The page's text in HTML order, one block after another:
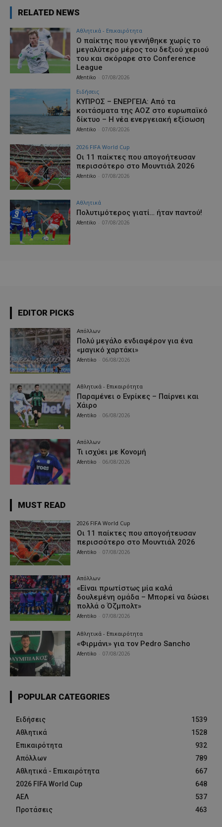
RELATED NEWS
Αθλητικά - Επικαιρότητα
Ο παίκτης που γεννήθηκε χωρίς το
μεγαλύτερο μέρος του δεξιού χεριού
του και σκόραρε στο Conference
League
Afentiko 07/08/2026
Ειδήσεις
ΚΥΠΡΟΣ – ΕΝΕΡΓΕΙΑ: Από τα
κοιτάσματα της ΑΟΖ στο ευρωπαϊκό
δίκτυο – Η νέα ενεργειακή εξίσωση
Afentiko 07/08/2026
2026 FIFA World Cup
Οι 11 παίκτες που απογοήτευσαν
περισσότερο στο Μουντιάλ 2026
Afentiko 07/08/2026
Αθλητικά
Πολυτιμότερος γιατί… ήταν παντού!
Afentiko 07/08/2026
EDITOR PICKS
Απόλλων
Πολύ μεγάλο ενδιαφέρον για ένα
«μαγικό χαρτάκι»
Afentiko 06/08/2026
Αθλητικά - Επικαιρότητα
Παραμένει ο Ενρίκες – Παίρνει και
Χάιρο
Afentiko 06/08/2026
Απόλλων
Τι ισχύει με Κονομή
Afentiko 06/08/2026
MUST READ
2026 FIFA World Cup
Οι 11 παίκτες που απογοήτευσαν
περισσότερο στο Μουντιάλ 2026
Afentiko 07/08/2026
Απόλλων
«Είναι πρωτίστως μία καλά
δουλεμένη ομάδα – Μπορεί να δώσει
πολλά ο Όζμπολτ»
Afentiko 07/08/2026
Αθλητικά - Επικαιρότητα
«Φιρμάνι» για τον Pedro Sancho
Afentiko 07/08/2026
POPULAR CATEGORIES
Ειδήσεις
1539
Αθλητικά
1528
Επικαιρότητα
932
Απόλλων
789
Αθλητικά - Επικαιρότητα
667
2026 FIFA World Cup
648
ΑΕΛ
537
Προτάσεις
463